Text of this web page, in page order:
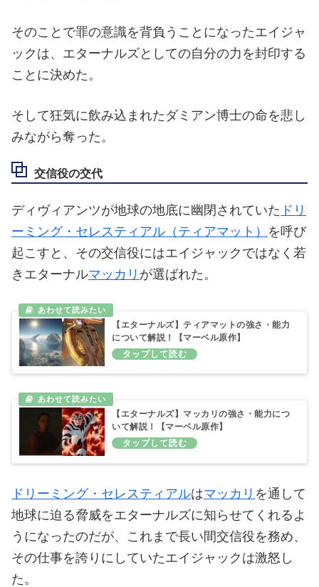
そのことで罪の意識を背負うことになったエイジャ
ックは、エターナルズとしての自分の力を封印する
ことに決めた。
そして狂気に飲み込まれたダミアン博士の命を悲し
みながら奪った。
交信役の交代
ディヴィアンツが地球の地底に幽閉されていた ドリ
ーミング・セレスティアル（ティアマット） を呼び
起こすと、その交信役にはエイジャックではなく若
きエターナルマッカリ が選ばれた。
【エターナルズ】ティアマットの強さ・能力
について解説！【マーベル原作】
【エターナルズ】マッカリの強さ・能力につ
いて解説！【マーベル原作】
ドリーミング・セレスティアルはマッカリ を通して
地球に迫る脅威をエターナルズに知らせてくれるよ
うになったのだが、これまで長い間交信役を務め、
その仕事を誇りにしていたエイジャックは激怒し
た。